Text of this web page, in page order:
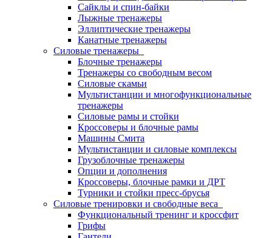
Сайклы и спин-байки
Лыжные тренажеры
Эллиптические тренажеры
Канатные тренажеры
Силовые тренажеры
Блочные тренажеры
Тренажеры со свободным весом
Силовые скамьи
Мультистанции и многофункциональные
тренажеры
Силовые рамы и стойки
Кроссоверы и блочные рамы
Машины Смита
Мультистанции и силовые комплексы
Грузоблочные тренажеры
Опции и дополнения
Кроссоверы, блочные рамки и ДРТ
Турники и стойки пресс-брусья
Силовые тренировки и свободные веса
Функциональный тренинг и кроссфит
Грифы